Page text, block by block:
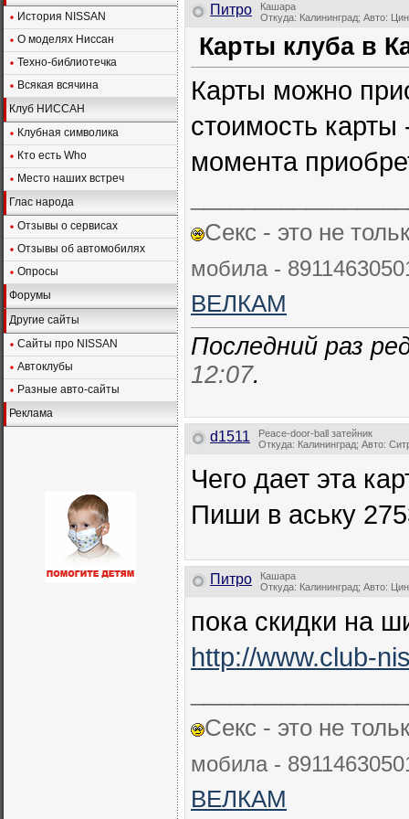
История NISSAN
О моделях Ниссан
Техно-библиотечка
Всякая всячина
Клуб НИССАН
Клубная символика
Кто есть Who
Место наших встреч
Глас народа
Отзывы о сервисах
Отзывы об автомобилях
Опросы
Форумы
Другие сайты
Сайты про NISSAN
Автоклубы
Разные авто-сайты
Реклама
Питро
Кашара
Откуда: Калининград; Авто:
Карты клуба в
Карты можно
стоимость карты
момента
Секс - это не
мобила -
ВЕЛКАМ
Последний раз
12:07.
d1511
Peace-door-ball затейник
Откуда: Калининград; Авто:
Чего дает эта
Пиши в аську
Питро
Кашара
Откуда: Калининград; Авто:
пока скидки на
http://www.club-
Секс - это не
мобила -
ВЕЛКАМ